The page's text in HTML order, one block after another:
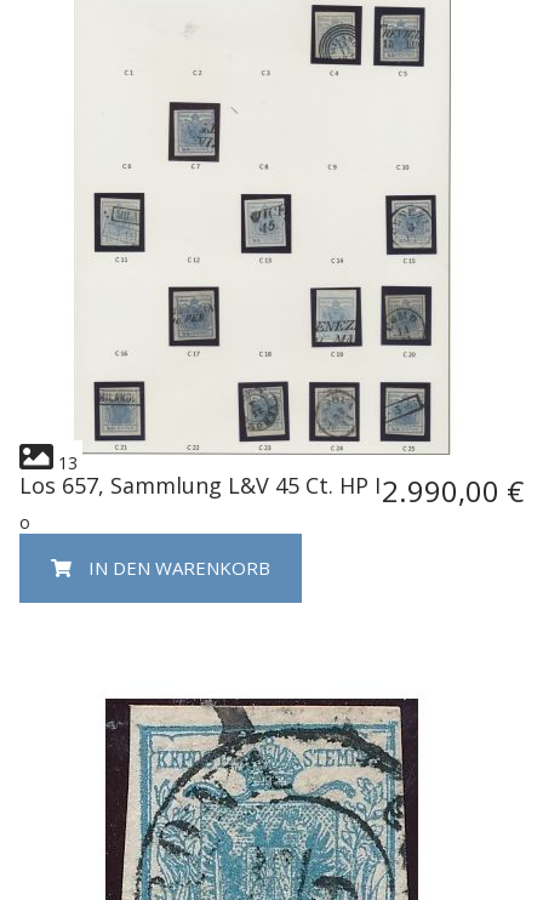
13
Los 657, Sammlung L&V 45 Ct. HP I2.990,00 €
o
IN DEN WARENKORB